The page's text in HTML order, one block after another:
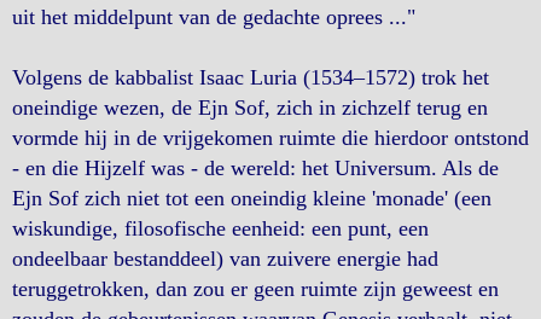
uit het middelpunt van de gedachte oprees ..."
Volgens de kabbalist Isaac Luria (1534–1572) trok het
oneindige wezen, de Ejn Sof, zich in zichzelf terug en
vormde hij in de vrijgekomen ruimte die hierdoor ontstond
- en die Hijzelf was - de wereld: het Universum. Als de
Ejn Sof zich niet tot een oneindig kleine 'monade' (een
wiskundige, filosofische eenheid: een punt, een
ondeelbaar bestanddeel) van zuivere energie had
teruggetrokken, dan zou er geen ruimte zijn geweest en